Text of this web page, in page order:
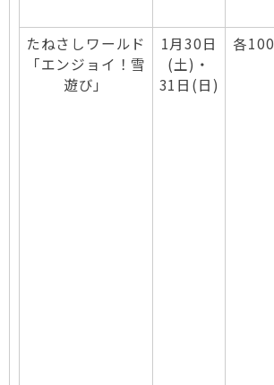
たねさしワールド
「エンジョイ！雪
遊び」
1月30日
(土)・
31日(日)
各100